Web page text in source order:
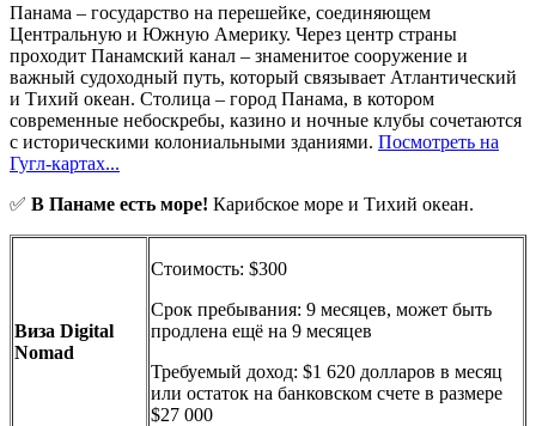
Панама – государство на перешейке, соединяющем
Центральную и Южную Америку. Через центр страны
проходит Панамский канал – знаменитое сооружение и
важный судоходный путь, который связывает Атлантический
и Тихий океан. Столица – город Панама, в котором
современные небоскребы, казино и ночные клубы сочетаются
с историческими колониальными зданиями. Посмотреть на
Гугл-картах...
✅ В Панаме есть море! Карибское море и Тихий океан.
Виза Digital
Nomad
Стоимость: $300
Срок пребывания: 9 месяцев, может быть
продлена ещё на 9 месяцев
Требуемый доход: $1 620 долларов в месяц
или остаток на банковском счете в размере
$27 000